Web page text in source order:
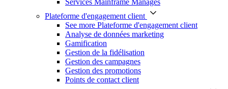
Services Mainframe Managés
Plateforme d'engagement client
See more Plateforme d'engagement client
Analyse de données marketing
Gamification
Gestion de la fidélisation
Gestion des campagnes
Gestion des promotions
Points de contact client